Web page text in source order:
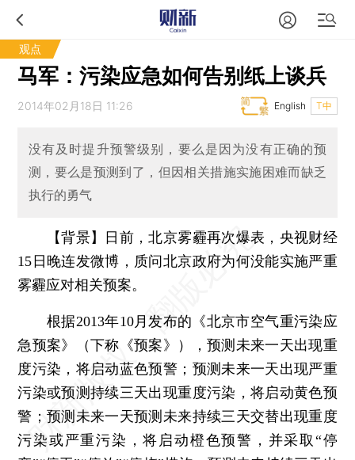
观点
马军：污染应急如何告别纸上谈兵
2014年02月18日 11:26 T中
English
没有及时提升预警级别，要么是因为没有正确的预
测，要么是预测到了，但因相关措施实施困难而缺乏
执行的勇气
【背景】日前，北京雾霾再次爆表，央视财经
15日晚连发微博，质问北京政府为何没能实施严重
雾霾应对相关预案。
根据2013年10月发布的《北京市空气重污染应
急预案》（下称《预案》），预测未来一天出现重
度污染，将启动蓝色预警；预测未来一天出现严重
污染或预测持续三天出现重度污染，将启动黄色预
警；预测未来一天预测未来持续三天交替出现重度
污染或严重污染，将启动橙色预警，并采取“停